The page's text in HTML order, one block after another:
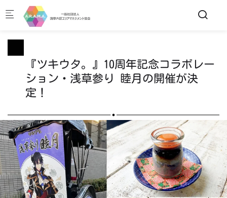
Skip to main content
『ツキウタ。』10周年記念コラボレー
ション・浅草参り 睦月の開催が決
定！